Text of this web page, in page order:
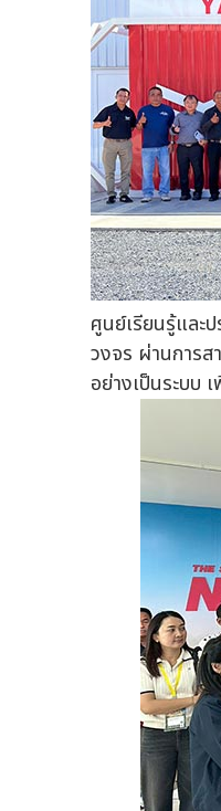
ศูนย์เรียนรู้และ
วงจร ผ่านการ
อย่างเป็นระบบ